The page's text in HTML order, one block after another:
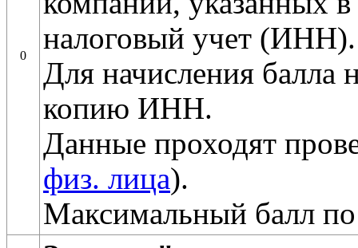
0
налоговый учет (ИНН).
Для начисления балла
копию ИНН.
Данные проходят
физ. лица).
Максимальный балл